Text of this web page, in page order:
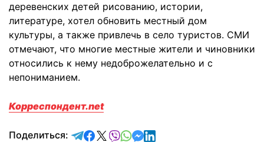
деревенских детей рисованию, истории,
литературе, хотел обновить местный дом
культуры, а также привлечь в село туристов. СМИ
отмечают, что многие местные жители и чиновники
относились к нему недоброжелательно и с
непониманием.
Корреспондент.net
Поделиться: отправить в Telegram
поделиться в Facebook
поделиться в X
отправить в Viber
отправить в Whatsapp
отправить в Messenger
отправить в LinkedIn